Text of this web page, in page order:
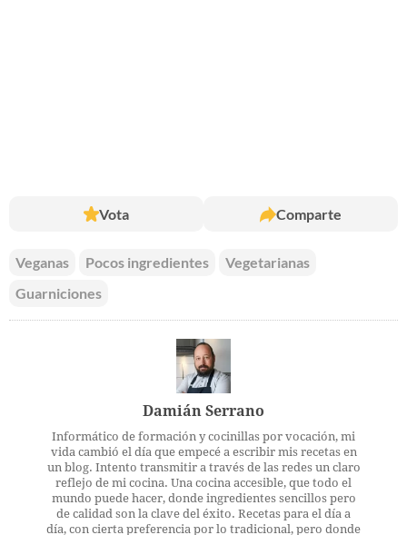
Vota Comparte
Veganas Pocos ingredientes
Vegetarianas
Guarniciones
Damián Serrano
Informático de formación y cocinillas por vocación, mi
vida cambió el día que empecé a escribir mis recetas en
un blog. Intento transmitir a través de las redes un claro
reflejo de mi cocina. Una cocina accesible, que todo el
mundo puede hacer, donde ingredientes sencillos pero
de calidad son la clave del éxito. Recetas para el día a
día, con cierta preferencia por lo tradicional, pero donde